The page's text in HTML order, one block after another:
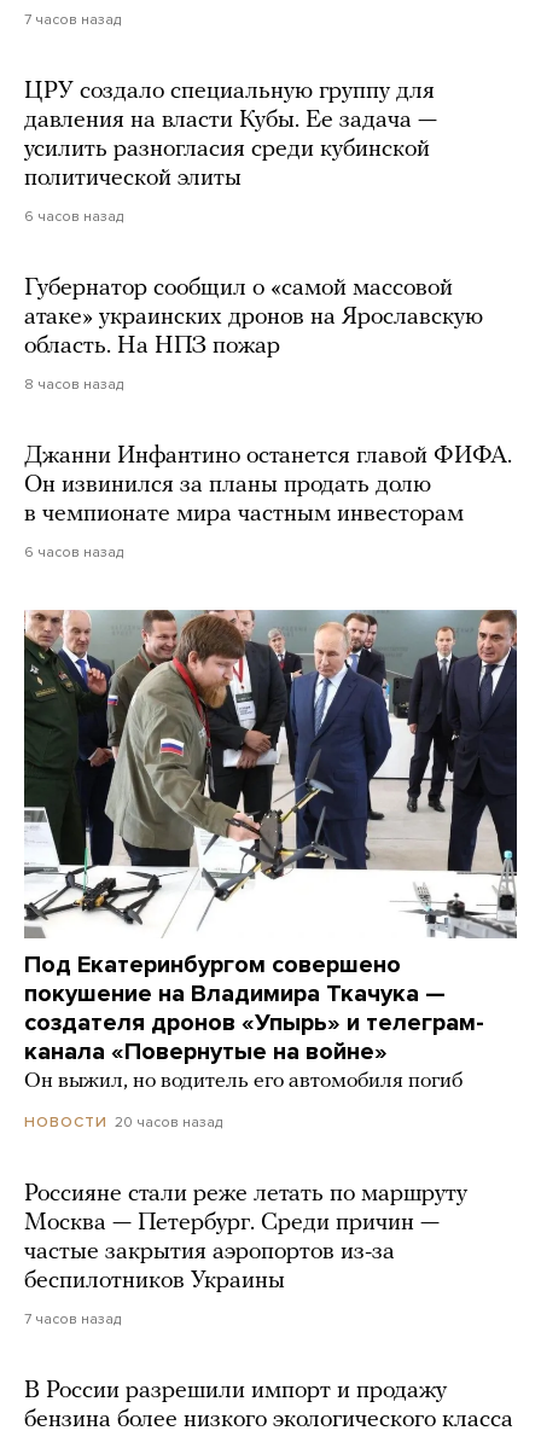
7 часов назад
ЦРУ создало специальную группу для
давления на власти Кубы. Ее задача —
усилить разногласия среди кубинской
политической элиты
6 часов назад
Губернатор сообщил о «самой массовой
атаке» украинских дронов на Ярославскую
область. На НПЗ пожар
8 часов назад
Джанни Инфантино останется главой ФИФА.
Он извинился за планы продать долю
в чемпионате мира частным инвесторам
6 часов назад
Под Екатеринбургом совершено
покушение на Владимира Ткачука —
создателя дронов «Упырь» и телеграм-
канала «Повернутые на войне»
Он выжил, но водитель его автомобиля погиб
НОВОСТИ 20 часов назад
Россияне стали реже летать по маршруту
Москва — Петербург. Среди причин —
частые закрытия аэропортов из-за
беспилотников Украины
7 часов назад
В России разрешили импорт и продажу
бензина более низкого экологического класса